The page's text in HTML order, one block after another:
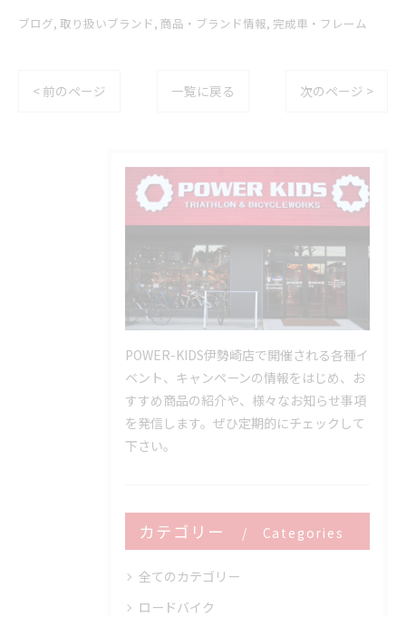
ブログ 取り扱いブランド 商品・ブランド情報 完成車・フレーム
< 前のページ 一覧に戻る 次のページ >
POWER-KIDS伊勢崎店で開催される各種イ
ベント、キャンペーンの情報をはじめ、お
すすめ商品の紹介や、様々なお知らせ事項
を発信します。ぜひ定期的にチェックして
下さい。
カテゴリー Categories
全てのカテゴリー
ロードバイク